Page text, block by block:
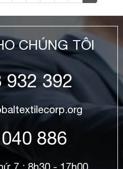
CHÚNG TÔI
932 392
886
7 : 8h30 - 17h00